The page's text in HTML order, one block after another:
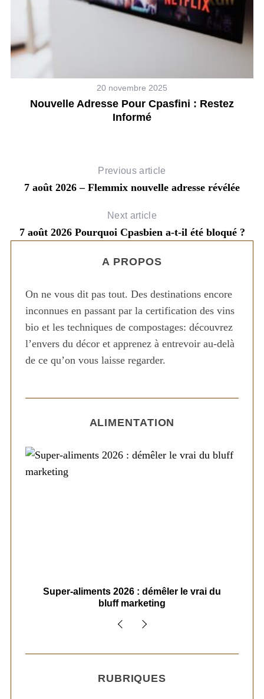
20 novembre 2025
Nouvelle Adresse Pour Cpasfini : Restez
Informé
Previous article
7 août 2026 – Flemmix nouvelle adresse révélée
Next article
7 août 2026 Pourquoi Cpasbien a-t-il été bloqué ?
A PROPOS
On ne vous dit pas tout. Des destinations encore
inconnues en passant par la certification des vins
bio et les techniques de compostages: découvrez
l’envers du décor et apprenez à entrevoir au-delà
de ce qu’on vous laisse regarder.
ALIMENTATION
Super-aliments 2026 : démêler le vrai du
bluff marketing
RUBRIQUES